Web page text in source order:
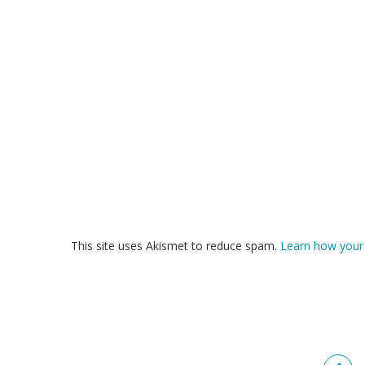
This site uses Akismet to reduce spam. Learn how